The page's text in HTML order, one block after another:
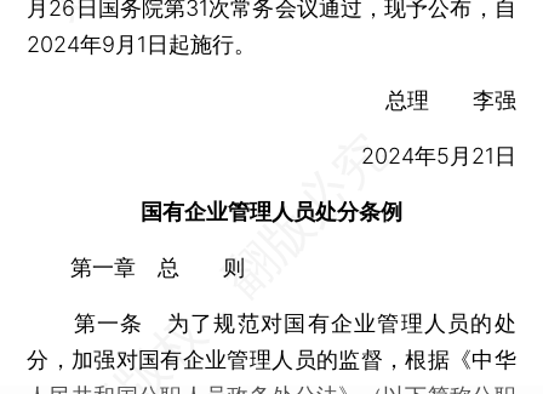
月26日国务院第31次常务会议通过，现予公布，自
2024年9月1日起施行。
总理 李强
2024年5月21日
国有企业管理人员处分条例
第一章 总 则
第一条 为了规范对国有企业管理人员的处
分，加强对国有企业管理人员的监督，根据《中华